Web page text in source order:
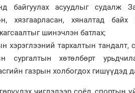
асуудлыг судалж
хязгаарласан, хяналтад байх
шинэчлэн батлах;
хэрэглээний тархалтын тандалт,
хөтөлбөрт
газрын холбогдох гишүүдэд